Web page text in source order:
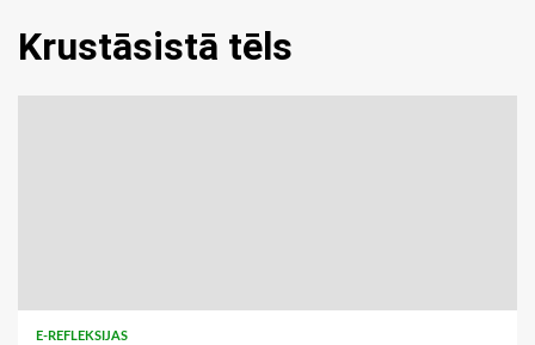
Krustāsistā tēls
E-REFLEKSIJAS